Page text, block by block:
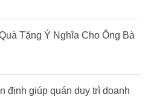
Tặng Ý Nghĩa Cho Ông Bà
định giúp quán duy trì doanh